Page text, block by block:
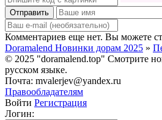
Отправить
Комментариев еще нет. Вы можете
Doramalend Новинки дорам 2025 »
© 2025 "doramalend.top" Смотрите
русском языке.
Почта: mvalerjev@yandex.ru
Правообладателям
Войти Регистрация
Логин: